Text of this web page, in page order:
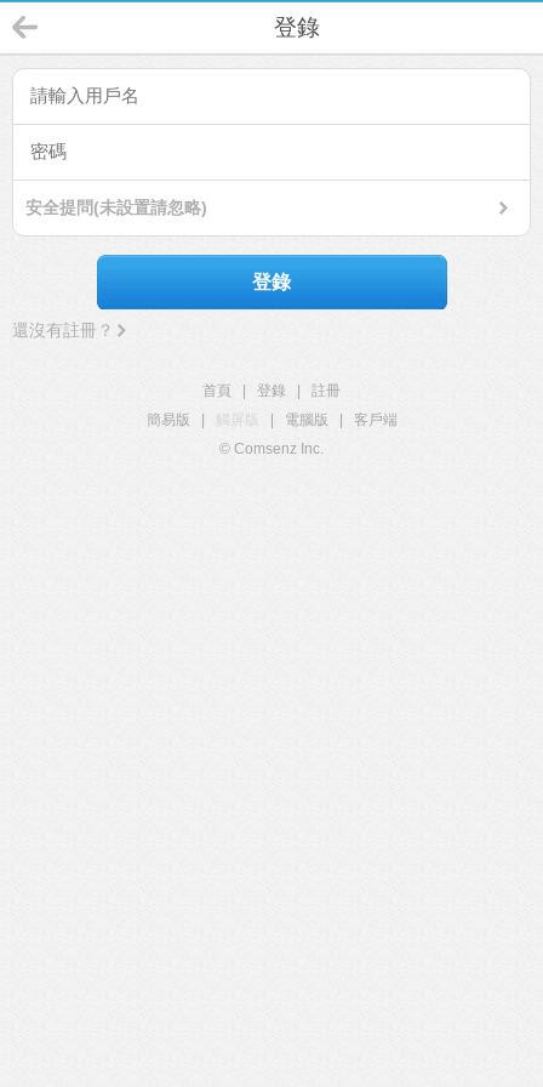
登錄
安全提問(未設置請忽略)
登錄
還沒有註冊？
首頁 登錄
註冊
簡易版
觸屏版 電腦版
客戶端
© Comsenz Inc.